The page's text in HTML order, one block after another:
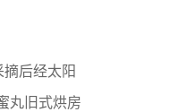
后经太阳
丸旧式烘房